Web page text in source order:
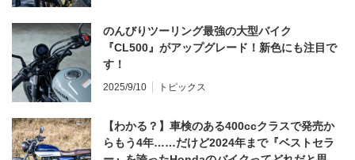
のんびりツーリング最強の大型バイク
『CL500』がアップグレード！新色にも注目で
す！
2025/9/10 トピックス
【わかる？】車検のある400ccクラスで発売か
らもう4年……だけど2024年まで『ベストセラ